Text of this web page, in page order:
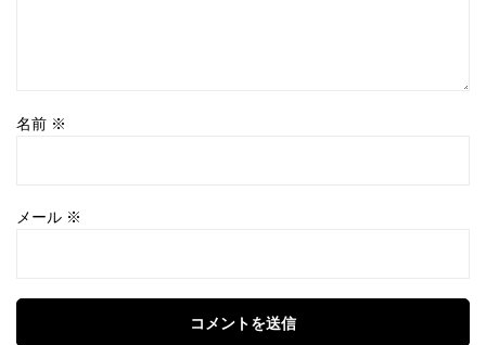
名前 ※
メール ※
コメントを送信